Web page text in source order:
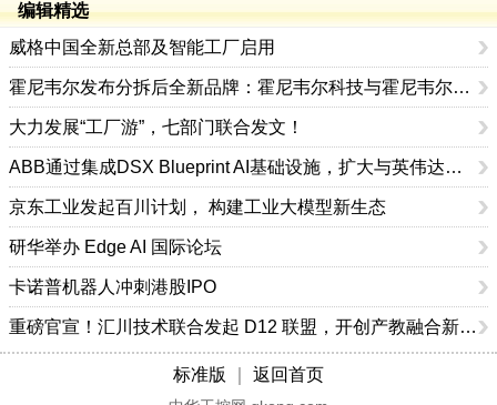
编辑精选
威格中国全新总部及智能工厂启用
霍尼韦尔发布分拆后全新品牌：霍尼韦尔科技与霍尼韦尔航空航天
大力发展“工厂游”，七部门联合发文！
ABB通过集成DSX Blueprint AI基础设施，扩大与英伟达的合作
京东工业发起百川计划， 构建工业大模型新生态
研华举办 Edge AI 国际论坛
卡诺普机器人冲刺港股IPO
重磅官宣！汇川技术联合发起 D12 联盟，开创产教融合新范式
标准版 返回首页